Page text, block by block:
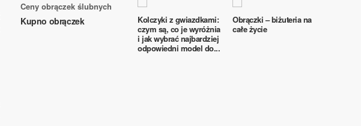
Ceny obrączek ślubnych
Kupno obrączek
Kolczyki z gwiazdkami:
czym są, co je wyróżnia
i jak wybrać najbardziej
odpowiedni model do...
Obrączki – biżuteria na
całe życie